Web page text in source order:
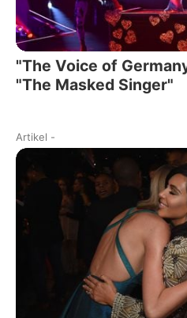
"The Voice of
"The Masked Singer"
Artikel -